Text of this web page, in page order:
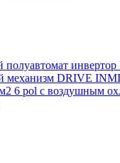
DRIVE
6 pol с воздушным